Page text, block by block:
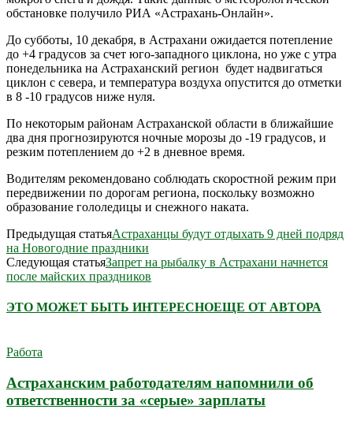
обстановке получило РИА «Астрахань-Онлайн».
До субботы, 10 декабря, в Астрахани ожидается потепление
до +4 градусов за счет юго-западного циклона, но уже с утра
понедельника на Астраханский регион будет надвигаться
циклон с севера, и температура воздуха опустится до отметки
в 8 -10 градусов ниже нуля.
По некоторым районам Астраханской области в ближайшие
два дня прогнозируются ночные морозы до -19 градусов, и
резким потеплением до +2 в дневное время.
Водителям рекомендовано соблюдать скоростной режим при
передвижении по дорогам региона, поскольку возможно
образование гололедицы и снежного наката.
Предыдущая статьяАстраханцы будут отдыхать 9 дней подряд
на Новогодние праздники
Следующая статьяЗапрет на рыбалку в Астрахани начнется
после майских праздников
ЭТО МОЖЕТ БЫТЬ ИНТЕРЕСНОЕЩЕ ОТ АВТОРА
Работа
Астраханским работодателям напомнили об
ответственности за «серые» зарплаты